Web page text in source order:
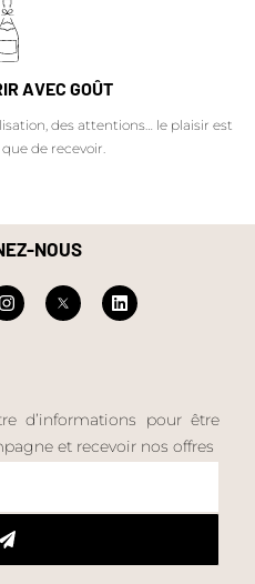
AVEC GOÛT
des attentions… le plaisir est
de recevoir.
NOUS
d’informations pour être
et recevoir nos offres